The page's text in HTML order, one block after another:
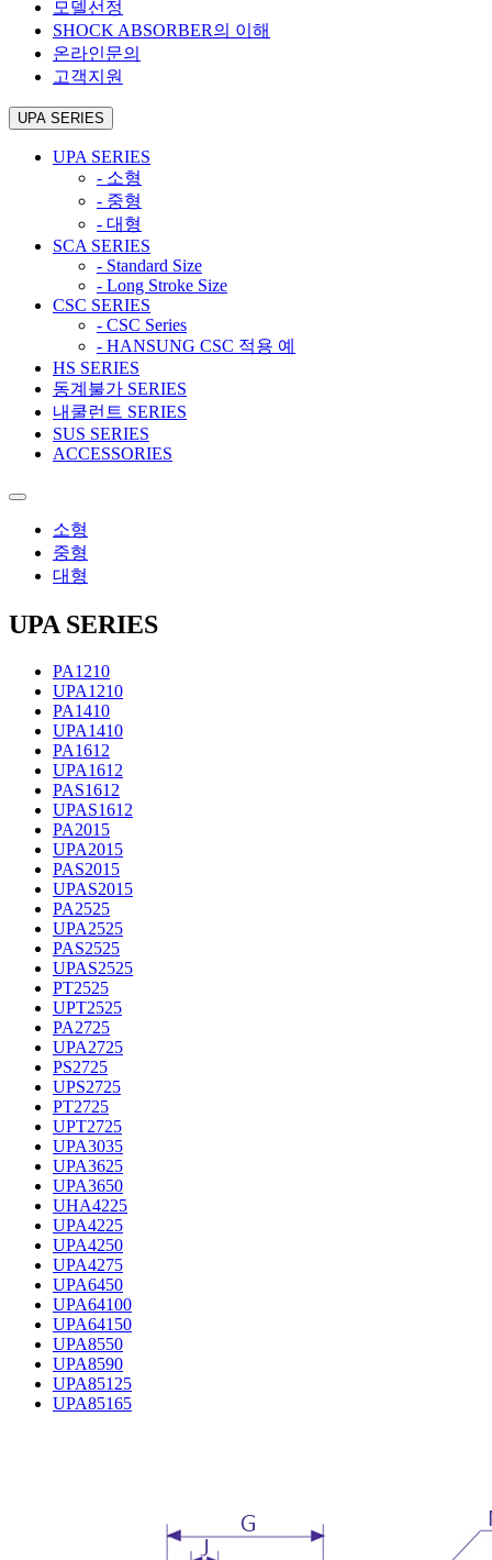
모델선정
SHOCK ABSORBER의 이해
온라인문의
고객지원
UPA SERIES
UPA SERIES
- 소형
- 중형
- 대형
SCA SERIES
- Standard Size
- Long Stroke Size
CSC SERIES
- CSC Series
- HANSUNG CSC 적용 예
HS SERIES
동계불가 SERIES
내쿨런트 SERIES
SUS SERIES
ACCESSORIES
소형
중형
대형
UPA SERIES
PA1210
UPA1210
PA1410
UPA1410
PA1612
UPA1612
PAS1612
UPAS1612
PA2015
UPA2015
PAS2015
UPAS2015
PA2525
UPA2525
PAS2525
UPAS2525
PT2525
UPT2525
PA2725
UPA2725
PS2725
UPS2725
PT2725
UPT2725
UPA3035
UPA3625
UPA3650
UHA4225
UPA4225
UPA4250
UPA4275
UPA6450
UPA64100
UPA64150
UPA8550
UPA8590
UPA85125
UPA85165